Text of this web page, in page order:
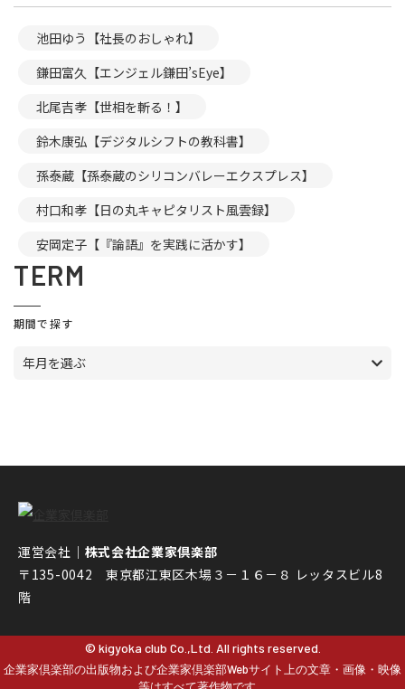
池田ゆう【社長のおしゃれ】
鎌田富久【エンジェル鎌田’sEye】
北尾吉孝【世相を斬る！】
鈴木康弘【デジタルシフトの教科書】
孫泰蔵【孫泰蔵のシリコンバレーエクスプレス】
村口和孝【日の丸キャピタリスト風雲録】
安岡定子【『論語』を実践に活かす】
TERM
期間で探す
年月を選ぶ
運営会社｜ 株式会社企業家倶楽部
〒135-0042 東京都江東区木場３－１６－８ レッタスビル8
階
© kigyoka club Co.,Ltd. All rights reserved.
企業家倶楽部の出版物および企業家倶楽部Webサイト上の文章・画像・映像